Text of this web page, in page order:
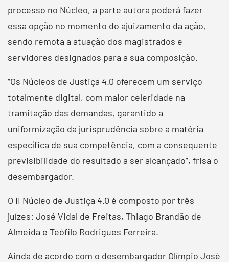
processo no Núcleo, a parte autora poderá fazer
essa opção no momento do ajuizamento da ação,
sendo remota a atuação dos magistrados e
servidores designados para a sua composição.
“Os Núcleos de Justiça 4.0 oferecem um serviço
totalmente digital, com maior celeridade na
tramitação das demandas, garantido a
uniformização da jurisprudência sobre a matéria
específica de sua competência, com a consequente
previsibilidade do resultado a ser alcançado”, frisa o
desembargador.
O II Núcleo de Justiça 4.0 é composto por três
juízes: José Vidal de Freitas, Thiago Brandão de
Almeida e Teófilo Rodrigues Ferreira.
Ainda de acordo com o desembargador Olímpio José